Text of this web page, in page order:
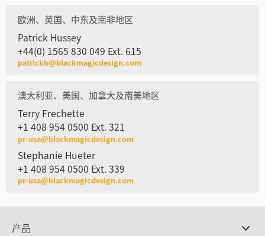
欧洲、英国、中东及南非地区
Patrick Hussey
+44(0) 1565 830 049 Ext. 615
patrickh@blackmagicdesign.com
澳大利亚、美国、加拿大及南美地区
Terry Frechette
+1 408 954 0500 Ext. 321
pr-usa@blackmagicdesign.com
Stephanie Hueter
+1 408 954 0500 Ext. 339
pr-usa@blackmagicdesign.com
产品